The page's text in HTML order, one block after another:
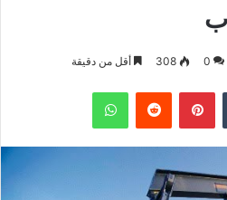
0
308 أقل من دقيقة
بينتيريست واتساب